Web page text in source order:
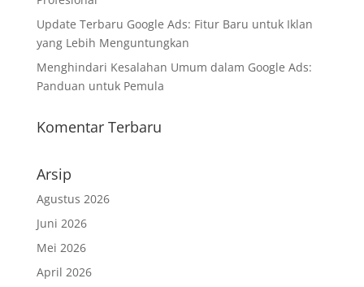
Update Terbaru Google Ads: Fitur Baru untuk Iklan
yang Lebih Menguntungkan
Menghindari Kesalahan Umum dalam Google Ads:
Panduan untuk Pemula
Komentar Terbaru
Arsip
Agustus 2026
Juni 2026
Mei 2026
April 2026